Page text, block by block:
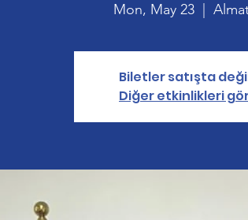
Mon, May 23
  |
Biletler satışta
Diğer etkinlikleri